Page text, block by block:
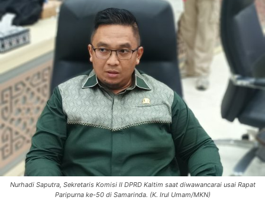
Nurhadi Saputra, Sekretaris Komisi II DPRD Kaltim saat diwawancarai usai Rapat
Paripurna ke-50 di Samarinda. (K. Irul Umam/MKN)